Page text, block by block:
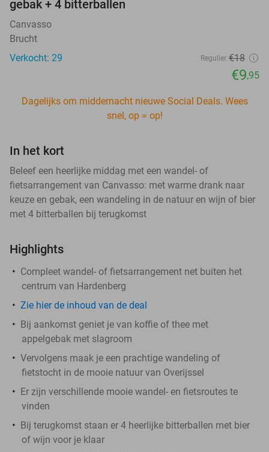
gebak + 4 bitterballen
Canvasso
Brucht
Verkocht: 29
Regulier €18
€9,95
Dagelijks om middernacht nieuwe Social Deals. Wees
snel, op = op!
In het kort
Beleef een heerlijke middag met een wandel- of
fietsarrangement van Canvasso: met warme drank naar
keuze en gebak, een wandeling in de natuur en wijn of bier
met 4 bitterballen bij terugkomst
Highlights
Compleet wandel- of fietsarrangement net buiten het
centrum van Hardenberg
Zie hier de inhoud van de deal
Bij aankomst geniet je van koffie of thee met
appelgebak met slagroom
Vervolgens maak je een prachtige wandeling of
fietstocht in de mooie natuur van Overijssel
Er zijn verschillende mooie wandel- en fietsroutes te
vinden
Bij terugkomst staan er 4 heerlijke bitterballen met bier
of wijn voor je klaar